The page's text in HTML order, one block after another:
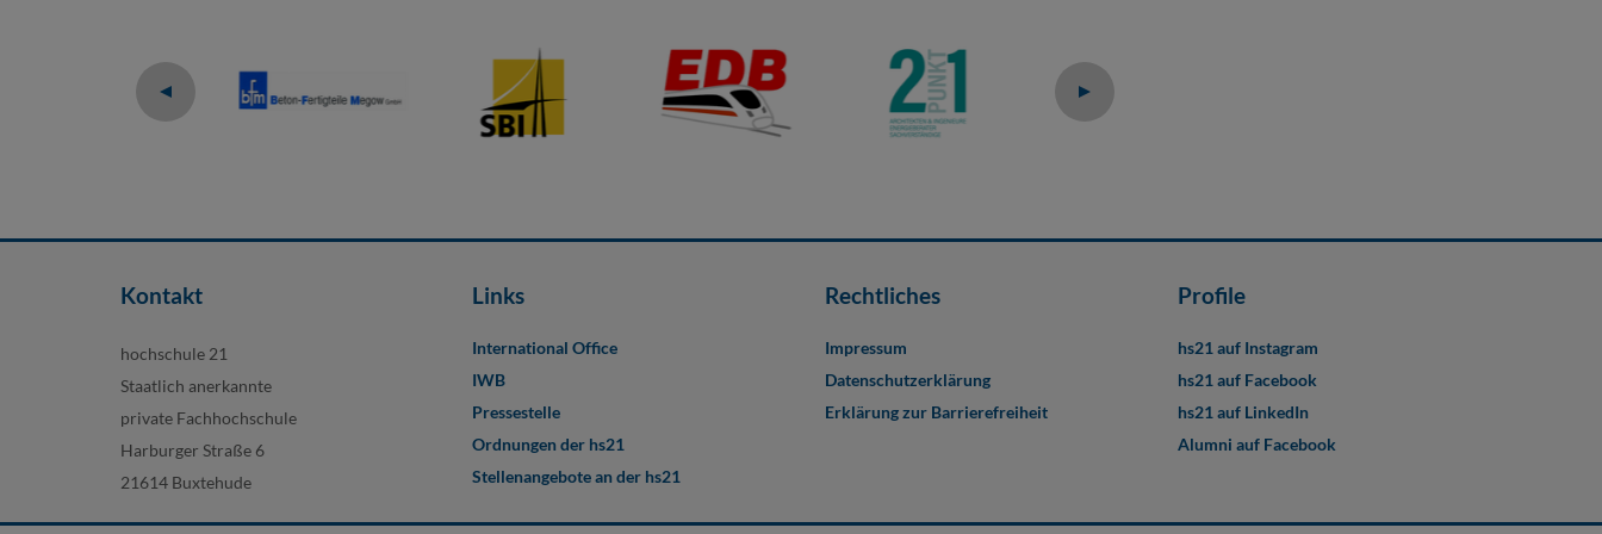
Kontakt
hochschule 21
Staatlich anerkannte
private Fachhochschule
Harburger Straße 6
21614 Buxtehude
Links
International Office
IWB
Pressestelle
Ordnungen der hs21
Stellenangebote an der hs21
Rechtliches
Impressum
Datenschutzerklärung
Erklärung zur Barrierefreiheit
Profile
hs21 auf Instagram
hs21 auf Facebook
hs21 auf LinkedIn
Alumni auf Facebook